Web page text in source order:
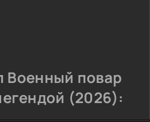
Военный повар
(2026):